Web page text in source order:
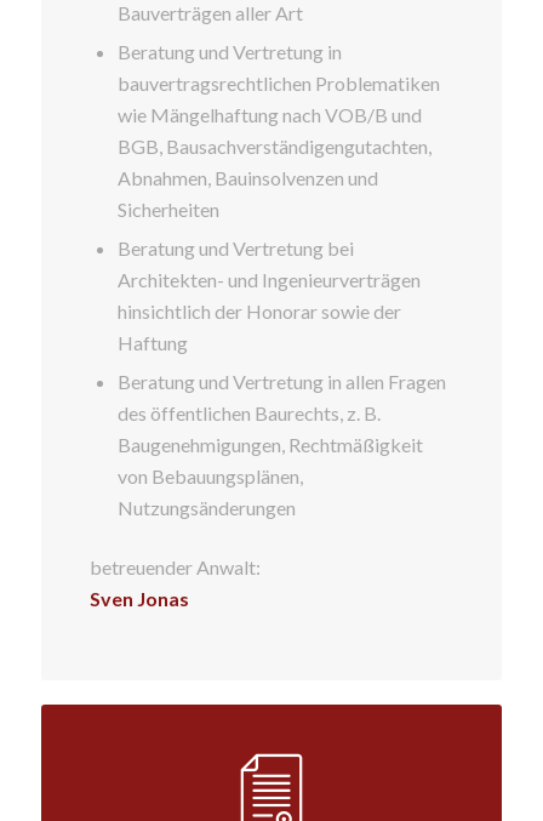
Bauverträgen aller Art
Beratung und Vertretung in
bauvertragsrechtlichen Problematiken
wie Mängelhaftung nach VOB/B und
BGB, Bausachverständigengutachten,
Abnahmen, Bauinsolvenzen und
Sicherheiten
Beratung und Vertretung bei
Architekten- und Ingenieurverträgen
hinsichtlich der Honorar sowie der
Haftung
Beratung und Vertretung in allen Fragen
des öffentlichen Baurechts, z. B.
Baugenehmigungen, Rechtmäßigkeit
von Bebauungsplänen,
Nutzungsänderungen
betreuender Anwalt:
Sven Jonas